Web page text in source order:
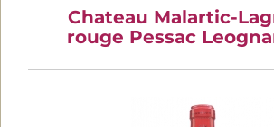
Chateau Malartic-
rouge Pessac